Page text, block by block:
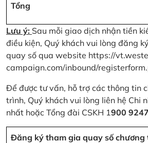
Tổng
Lưu ý: Sau mỗi giao dịch nhận tiền
điều kiện, Quý khách vui lòng đăng
quay số qua website https://
campaign.com/inbound/
Để được tư vấn, hỗ trợ các thông tin
trình, Quý khách vui lòng liên hệ Chi
nhất hoặc Tổng đài CSKH 1900 9247
Đăng ký tham gia quay số chương